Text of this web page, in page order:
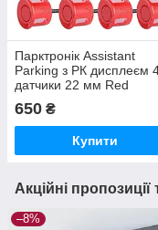
Парктронік Assistant
Parking з РК дисплеєм
датчики 22 мм Red
650 ₴
Купити
Акційні
–8%